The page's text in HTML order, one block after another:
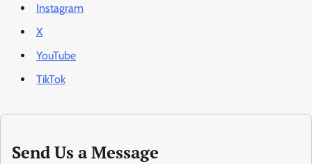
Instagram
X
YouTube
TikTok
Send Us a Message